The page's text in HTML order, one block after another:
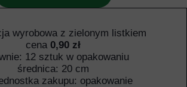
wyrobowa z zielonym listkiem
cena 0,90 zł
12 sztuk w opakowaniu
średnica: 20 cm
zakupu: opakowanie